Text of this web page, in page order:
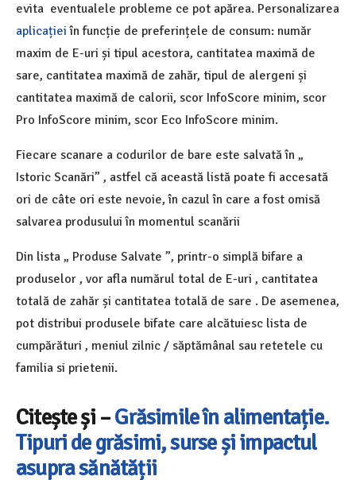
evita eventualele probleme ce pot apărea. Personalizarea
aplicației în funcție de preferințele de consum: număr
maxim de E-uri și tipul acestora, cantitatea maximă de
sare, cantitatea maximă de zahăr, tipul de alergeni și
cantitatea maximă de calorii, scor InfoScore minim, scor
Pro InfoScore minim, scor Eco InfoScore minim.
Fiecare scanare a codurilor de bare este salvată în „
Istoric Scanări” , astfel că această listă poate fi accesată
ori de câte ori este nevoie, în cazul în care a fost omisă
salvarea produsului în momentul scanării
Din lista „ Produse Salvate ”, printr-o simplă bifare a
produselor , vor afla numărul total de E-uri , cantitatea
totală de zahăr și cantitatea totală de sare . De asemenea,
pot distribui produsele bifate care alcătuiesc lista de
cumpărături , meniul zilnic / săptămânal sau retetele cu
familia si prietenii.
Citește și –Grăsimile în alimentație.
Tipuri de grăsimi, surse și impactul
asupra sănătății